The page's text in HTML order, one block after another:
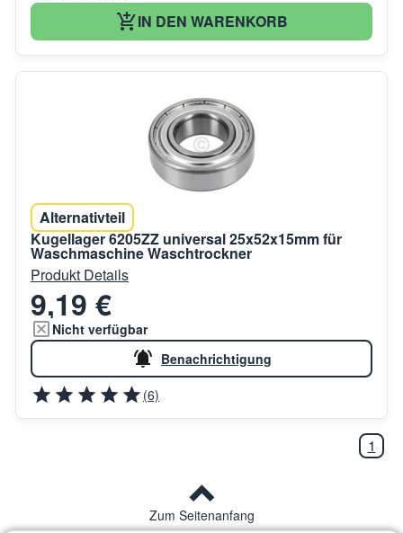
IN DEN WARENKORB
Alternativteil
Kugellager 6205ZZ universal 25x52x15mm für
Waschmaschine Waschtrockner
Produkt Details
9,19 €
Nicht verfügbar
Benachrichtigung
(6)
1
Zum Seitenanfang